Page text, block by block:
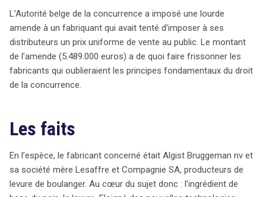
L’Autorité belge de la concurrence a récemment infligé
une amende de 5.489.000 euros à Algist Bruggeman nv,
un producteur de levure, pour avoir imposé un prix de
vente uniforme à ses distributeurs. Cette décision met
en lumière les dangers des pratiques
Algist Bruggeman a contraint ses distributeurs à
concurrence entre ces derniers et, par conséquent,
impactant le prix final du pain pour les consommateurs.
Cette situation rappelle les principes fondamentaux du
L’Autorité belge de la concurrence a imposé une lourde
amende à un fabriquant qui avait tenté d’imposer à ses
distributeurs un prix uniforme de vente au public. Le montant
de l’amende (5.489.000 euros) a de quoi faire frissonner les
fabricants qui oublieraient les principes fondamentaux du droit
de la concurrence.
Les faits
En l’espèce, le fabricant concerné était Algist Bruggeman nv et
sa société mère Lesaffre et Compagnie SA, producteurs de
levure de boulanger. Au cœur du sujet donc : l’ingrédient de